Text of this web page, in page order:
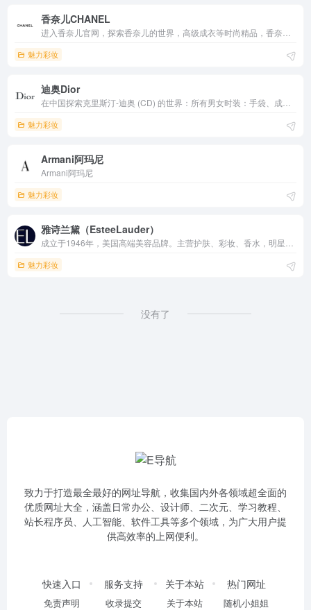
香奈儿CHANEL
魅力彩妆
迪奥Dior
魅力彩妆
Armani阿玛尼
Armani阿玛尼
魅力彩妆
雅诗兰黛（EsteeLauder）
魅力彩妆
没有了
致力于打造最全最好的网址导航，收集国内外各领域超全面的
优质网址大全，涵盖日常办公、设计师、二次元、学习教程、
站长程序员、人工智能、软件工具等多个领域，为广大用户提
供高效率的上网便利。
快速入口
免责声明
服务支持
收录提交
关于本站
关于本站
热门网址
随机小姐姐